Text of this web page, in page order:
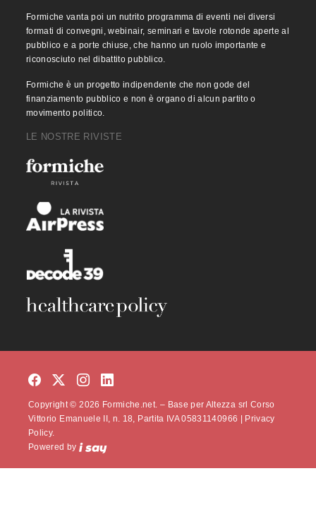
Formiche vanta poi un nutrito programma di eventi nei diversi
formati di convegni, webinair, seminari e tavole rotonde aperte al
pubblico e a porte chiuse, che hanno un ruolo importante e
riconosciuto nel dibattito pubblico.
Formiche è un progetto indipendente che non gode del
finanziamento pubblico e non è organo di alcun partito o
movimento politico.
LE NOSTRE RIVISTE
Copyright © 2026 Formiche.net. – Base per Altezza srl Corso
Vittorio Emanuele II, n. 18, Partita IVA 05831140966 |
Privacy
Policy.
Powered by